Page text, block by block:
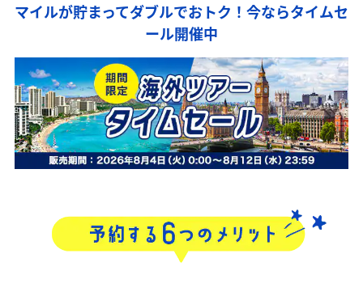
マイルが貯まってダブルでおトク！今ならタイムセ
ール開催中